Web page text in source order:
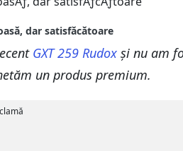
GXT 259 Rudox și nu am
un produs premium.